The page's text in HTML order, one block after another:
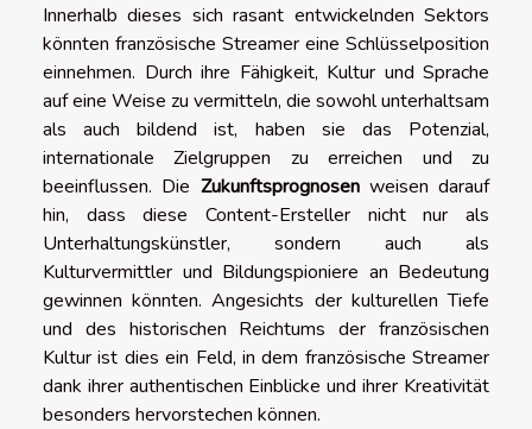
Innerhalb dieses sich rasant entwickelnden Sektors
könnten französische Streamer eine Schlüsselposition
einnehmen. Durch ihre Fähigkeit, Kultur und Sprache
auf eine Weise zu vermitteln, die sowohl unterhaltsam
als auch bildend ist, haben sie das Potenzial,
internationale Zielgruppen zu erreichen und zu
beeinflussen. Die Zukunftsprognosenweisen darauf
hin, dass diese Content-Ersteller nicht nur als
Unterhaltungskünstler, sondern auch als
Kulturvermittler und Bildungspioniere an Bedeutung
gewinnen könnten. Angesichts der kulturellen Tiefe
und des historischen Reichtums der französischen
Kultur ist dies ein Feld, in dem französische Streamer
dank ihrer authentischen Einblicke und ihrer Kreativität
besonders hervorstechen können.